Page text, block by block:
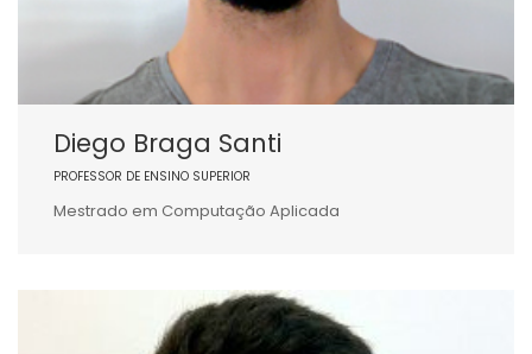
Diego Braga Santi
PROFESSOR DE ENSINO SUPERIOR
Mestrado em Computação Aplicada